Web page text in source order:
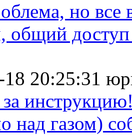
но все
общий доступ
20:25:31
над газом)